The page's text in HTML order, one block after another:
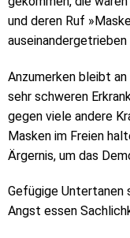
und deren Ruf
auseinandergetrieben
Anzumerken bleibt
sehr schweren
gegen viele andere
Masken im Freien
Ärgernis, um das
Gefügige Untertanen
Angst essen